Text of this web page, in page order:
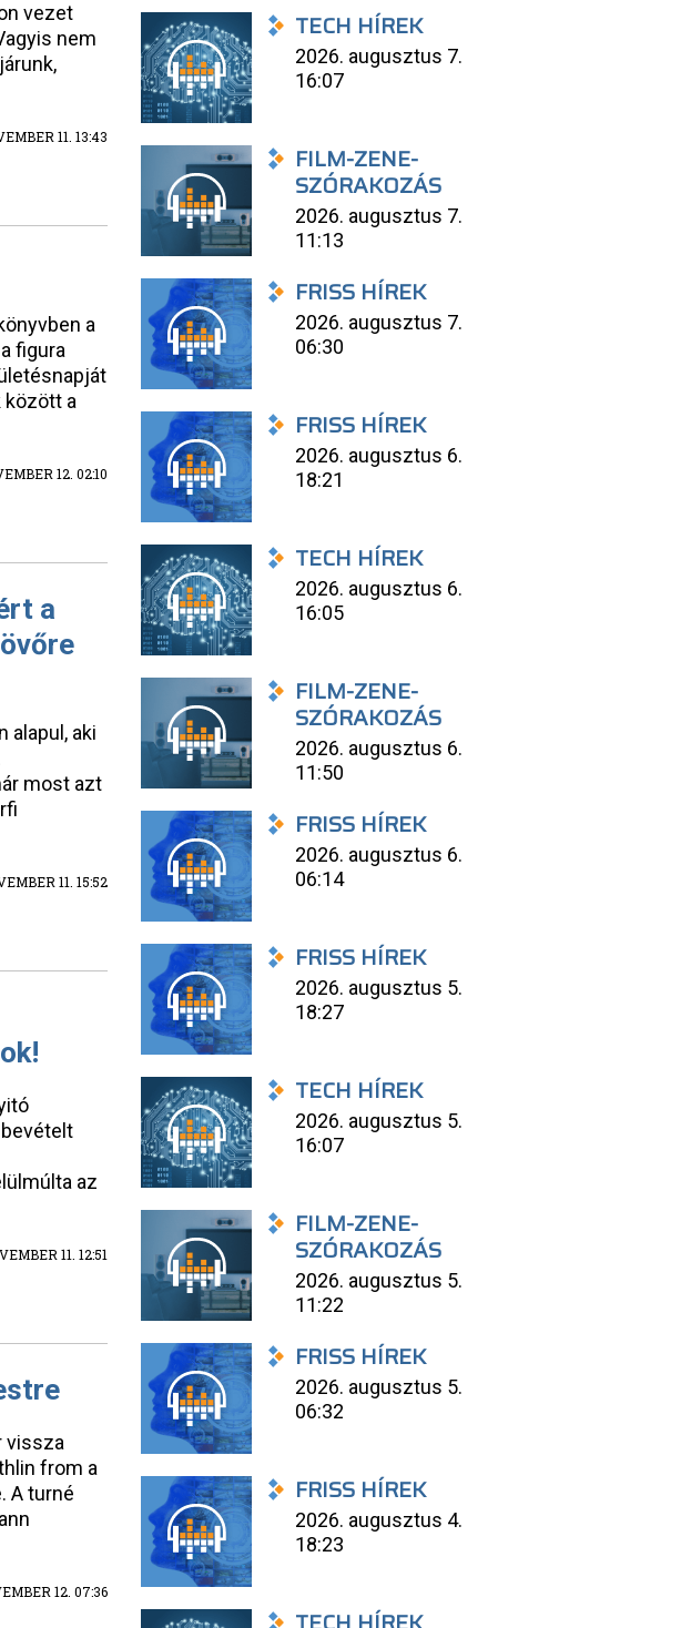
vezet
nem
11. 13:43
a
figura
között a
12. 02:10
a
alapul, aki
most azt
11. 15:52
az
11. 12:51
vissza
from a
A turné
12. 07:36
TECH HÍREK
2026. augusztus 7.
16:07
FILM-ZENE-
SZÓRAKOZÁS
2026. augusztus 7.
11:13
FRISS HÍREK
2026. augusztus 7.
06:30
FRISS HÍREK
2026. augusztus 6.
18:21
TECH HÍREK
2026. augusztus 6.
16:05
FILM-ZENE-
SZÓRAKOZÁS
2026. augusztus 6.
11:50
FRISS HÍREK
2026. augusztus 6.
06:14
FRISS HÍREK
2026. augusztus 5.
18:27
TECH HÍREK
2026. augusztus 5.
16:07
FILM-ZENE-
SZÓRAKOZÁS
2026. augusztus 5.
11:22
FRISS HÍREK
2026. augusztus 5.
06:32
FRISS HÍREK
2026. augusztus 4.
18:23